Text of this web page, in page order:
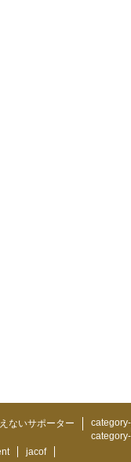
ないサポーター
jacof